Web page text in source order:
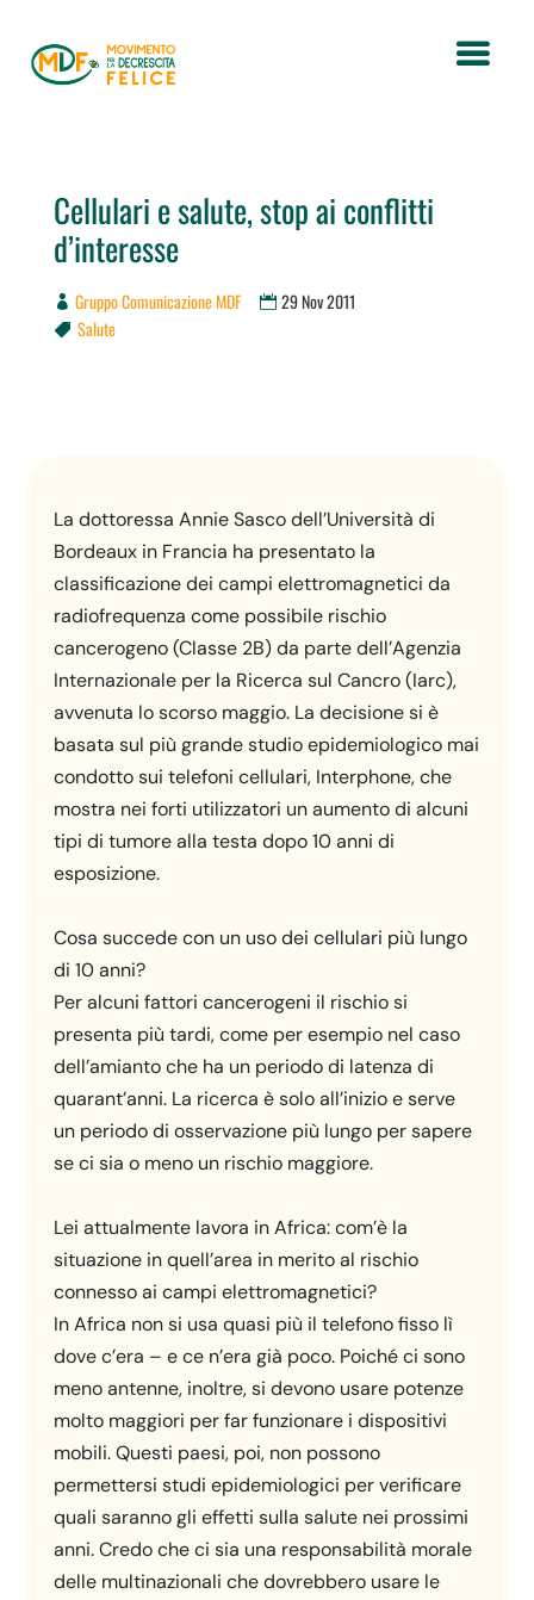
Cellulari e salute, stop ai conflitti
d’interesse
Gruppo Comunicazione MDF 29 Nov 2011
 Salute
La dottoressa Annie Sasco dell’Università di
Bordeaux in Francia ha presentato la
classificazione dei campi elettromagnetici da
radiofrequenza come possibile rischio
cancerogeno (Classe 2B) da parte dell’Agenzia
Internazionale per la Ricerca sul Cancro (Iarc),
avvenuta lo scorso maggio. La decisione si è
basata sul più grande studio epidemiologico mai
condotto sui telefoni cellulari, Interphone, che
mostra nei forti utilizzatori un aumento di alcuni
tipi di tumore alla testa dopo 10 anni di
esposizione.
Cosa succede con un uso dei cellulari più lungo
di 10 anni?
Per alcuni fattori cancerogeni il rischio si
presenta più tardi, come per esempio nel caso
dell’amianto che ha un periodo di latenza di
quarant’anni. La ricerca è solo all’inizio e serve
un periodo di osservazione più lungo per sapere
se ci sia o meno un rischio maggiore.
Lei attualmente lavora in Africa: com’è la
situazione in quell’area in merito al rischio
connesso ai campi elettromagnetici?
In Africa non si usa quasi più il telefono fisso lì
dove c’era – e ce n’era già poco. Poiché ci sono
meno antenne, inoltre, si devono usare potenze
molto maggiori per far funzionare i dispositivi
mobili. Questi paesi, poi, non possono
permettersi studi epidemiologici per verificare
quali saranno gli effetti sulla salute nei prossimi
anni. Credo che ci sia una responsabilità morale
delle multinazionali che dovrebbero usare le